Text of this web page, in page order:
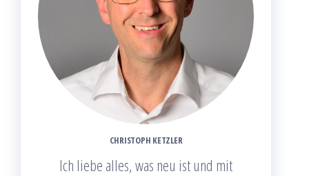
CHRISTOPH KETZLER
Ich liebe alles, was neu ist und mit